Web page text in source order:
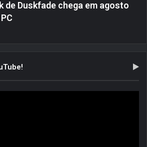
de Duskfade chega em agosto